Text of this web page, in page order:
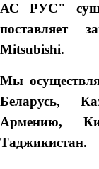
АС РУС"
поставляет
Mitsubishi.
Мы
Беларусь,
Армению,
Таджикистан.